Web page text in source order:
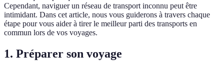
Cependant, naviguer un réseau de transport inconnu peut être
intimidant. Dans cet article, nous vous guiderons à travers chaque
étape pour vous aider à tirer le meilleur parti des transports en
commun lors de vos voyages.
1. Préparer son voyage